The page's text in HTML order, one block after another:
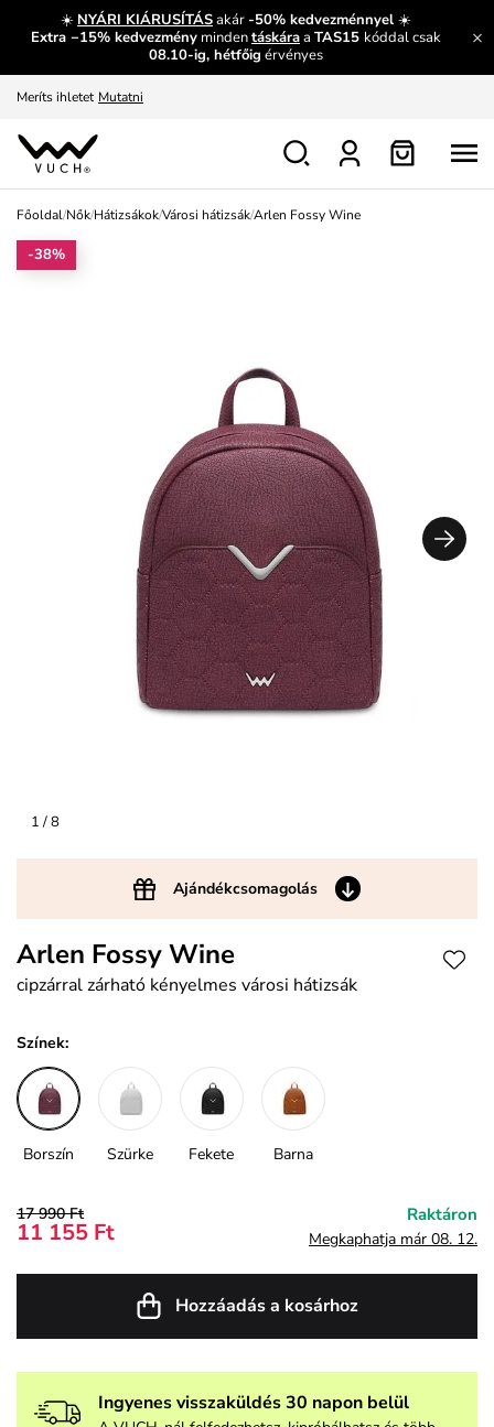
☀️ NYÁRI KIÁRUSÍTÁSakár-50% kedvezménnyel ☀️
Extra −15% kedvezmény mindentáskáraa TAS15 kóddal csak
08.10-ig, hétfőig érvényes
És mi az, amit máshol nem lehet megtudni?
Fedezze fel velünk az újdonságokat. Megtekintés
Meríts ihletet Mutatni
Ingyenes csere és visszaküldés
Főoldal/Nők/Hátizsákok/Városi hátizsák/Arlen Fossy Wine
1/ 8
Ajándékcsomagolás
-38%
Arlen Fossy Wine
cipzárral zárható kényelmes városi hátizsák
Színek:
Borszín Szürke Fekete Barna
17 990 Ft
11 155 Ft
Raktáron
Megkaphatja már 08. 12.
Hozzáadás a kosárhoz
Ingyenes visszaküldés 30 napon belül